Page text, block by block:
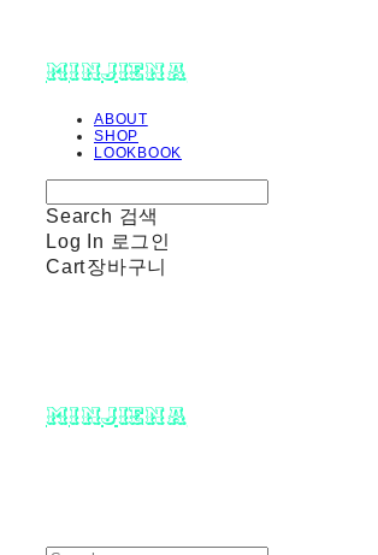
minjiena
ABOUT
SHOP
LOOKBOOK
Search 검색
Log In 로그인
Cart장바구니
minjiena